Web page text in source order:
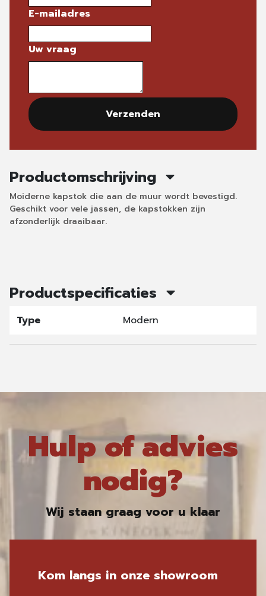
E-mailadres
Uw vraag
Verzenden
Productomschrijving
Moiderne kapstok die aan de muur wordt bevestigd.
Geschikt voor vele jassen, de kapstokken zijn
afzonderlijk draaibaar.
Productspecificaties
Type Modern
Hulp of advies
nodig?
Wij staan graag voor u klaar
Kom langs in onze showroom